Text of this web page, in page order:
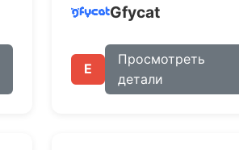
Gfycat
E
Просмотреть
детали